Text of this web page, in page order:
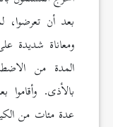
ومعاناة شديدة
المدة من
بالأذى.
عدة مئات من